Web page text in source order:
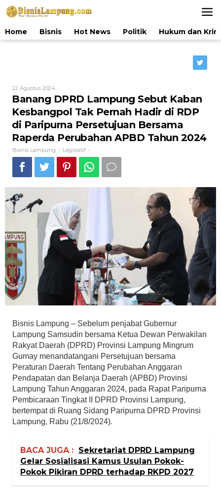
Lewati
ke
Home
Bisnis Hot News Politik Hukum dan
22 Agustus 2024Oleh
Bisnis
Lampung
Banang DPRD Lampung Sebut Kaban
Kesbangpol Tak Pernah Hadir di RDP
di Paripurna Persetujuan Bersama
Raperda Perubahan APBD Tahun 2024
Bisnis Lampung - Legislatif -
Bisnis Lampung – Sebelum penjabat Gubernur
Lampung Samsudin bersama Ketua Dewan Perwakilan
Rakyat Daerah (DPRD) Provinsi Lampung Mingrum
Gumay menandatangani Persetujuan bersama
Peraturan Daerah Tentang Perubahan Anggaran
Pendapatan dan Belanja Daerah (APBD) Provinsi
Lampung Tahun Anggaran 2024, pada Rapat Paripurna
Pembicaraan Tingkat II DPRD Provinsi Lampung,
bertempat di Ruang Sidang Paripurna DPRD Provinsi
Lampung, Rabu (21/8/2024).
BACA JUGA : Sekretariat DPRD Lampung
Gelar Sosialisasi Kamus Usulan Pokok-
Pokok Pikiran DPRD terhadap RKPD 2027